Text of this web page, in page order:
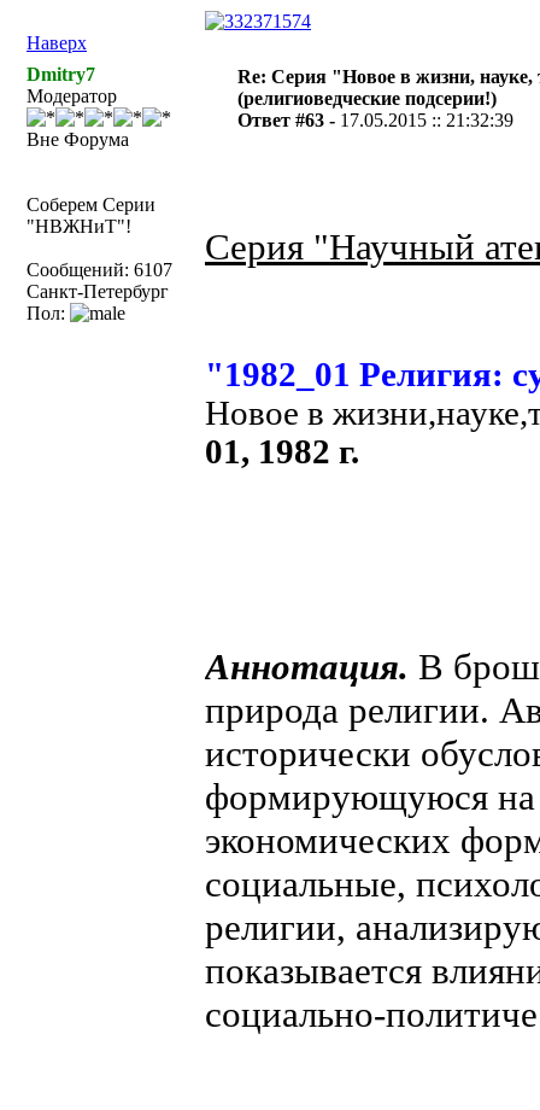
Наверх
Dmitry7
Модератор
Вне Форума
Соберем Серии
"НВЖНиТ"!
Сообщений: 6107
Санкт-Петербург
Пол:
Re: Серия "Новое в жизни, науке,
(религиоведческие подсерии!)
Ответ #63 - 17.05.2015 :: 21:32:39
Серия "Научный
"1982_01 Религия:
Новое в
01, 1982 г.
Аннотация. В
природа религии.
исторически
формирующуюся на
экономических
социальные,
религии,
показывается
социально-